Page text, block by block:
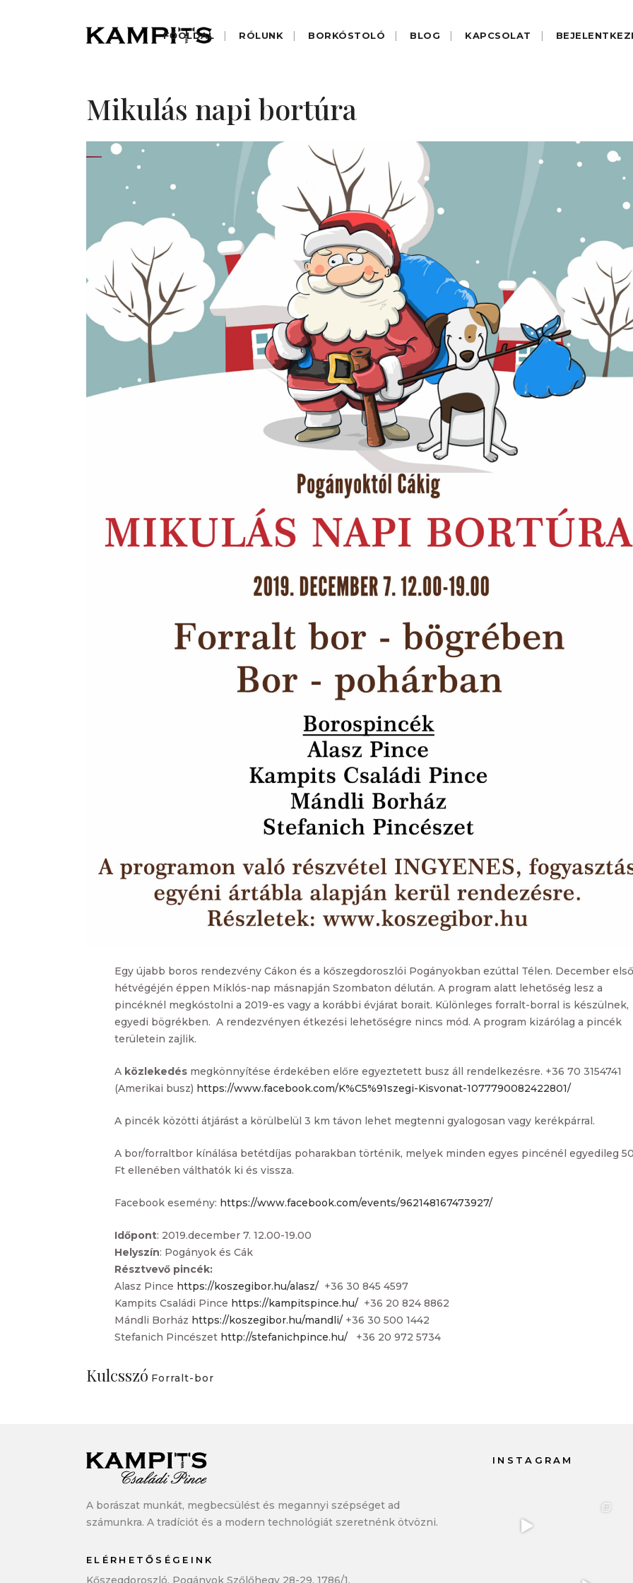
FŐOLDAL RÓLUNK BORKÓSTOLÓ BLOG KAPCSOLAT
Mikulás napi bortúra
Egy újabb boros rendezvény Cákon és a kőszegdoroszlói Pogányokban ezúttal Télen. December
hétvégéjén éppen Miklós-nap másnapján Szombaton délután. A program alatt lehetőség lesz a
pincéknél megkóstolni a 2019-es vagy a korábbi évjárat borait. Különleges forralt-borral is készülnek,
egyedi bögrékben. A rendezvényen étkezési lehetőségre nincs mód. A program kizárólag a pincék
területein zajlik.
A közlekedés megkönnyítése érdekében előre egyeztetett busz áll rendelkezésre. +36 70 3154741
(Amerikai busz) https://www.facebook.com/K%C5%91szegi-Kisvonat-1077790082422801/
A pincék közötti átjárást a körülbelül 3 km távon lehet megtenni gyalogosan vagy kerékpárral.
A bor/forraltbor kínálása betétdíjas poharakban történik, melyek minden egyes pincénél egyedileg
Ft ellenében válthatók ki és vissza.
Facebook esemény: https://www.facebook.com/events/962148167473927/
Időpont: 2019.december 7. 12.00-19.00
Helyszín: Pogányok és Cák
Résztvevő pincék:
Alasz Pince https://koszegibor.hu/alasz/ +36 30 845 4597
Kampits Családi Pince https://kampitspince.hu/ +36 20 824 8862
Mándli Borház https://koszegibor.hu/mandli/ +36 30 500 1442
Stefanich Pincészet http://stefanichpince.hu/ +36 20 972 5734
Kulcsszó Forralt-bor
A borászat munkát, megbecsülést és megannyi szépséget ad
számunkra. A tradíciót és a modern technológiát szeretnénk ötvözni.
ELÉRHETŐSÉGEINK
Kőszegdoroszló, Pogányok Szőlőhegy 28-29. 1786/1.
INSTAGRAM